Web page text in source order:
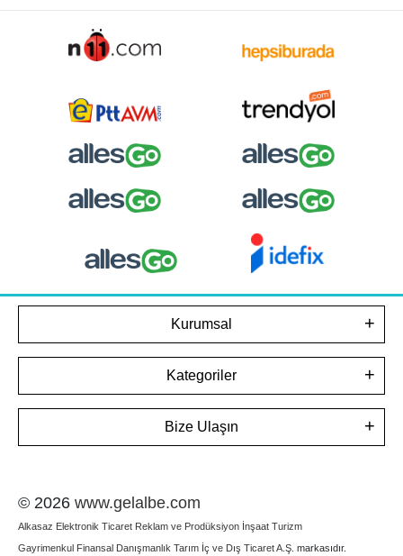
Kurumsal
Kategoriler
Bize Ulaşın
© 2026 www.gelalbe.com
Alkasaz Elektronik Ticaret Reklam ve Prodüksiyon İnşaat Turizm
Gayrimenkul Finansal Danışmanlık Tarım İç ve Dış Ticaret A.Ş. markasıdır.